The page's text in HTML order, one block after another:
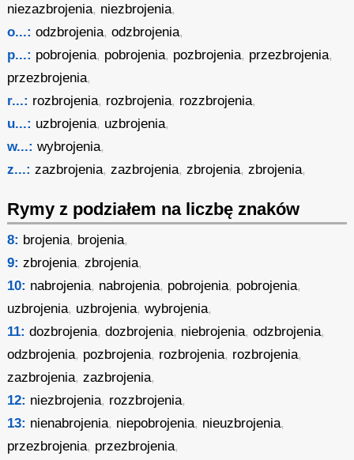
niezazbrojenia, niezbrojenia,
o...: odzbrojenia,odzbrojenia,
p...: pobrojenia, pobrojenia, pozbrojenia, przezbrojenia,
przezbrojenia,
r...: rozbrojenia, rozbrojenia, rozzbrojenia,
u...: uzbrojenia, uzbrojenia,
w...: wybrojenia,
z...: zazbrojenia,zazbrojenia,zbrojenia,zbrojenia,
Rymy z podziałem na liczbę znaków
8: brojenia, brojenia,
9: zbrojenia,zbrojenia,
10: nabrojenia, nabrojenia, pobrojenia, pobrojenia,
uzbrojenia, uzbrojenia,wybrojenia,
11: dozbrojenia,dozbrojenia, niebrojenia,odzbrojenia,
odzbrojenia, pozbrojenia, rozbrojenia, rozbrojenia,
zazbrojenia,zazbrojenia,
12: niezbrojenia, rozzbrojenia,
13: nienabrojenia, niepobrojenia, nieuzbrojenia,
przezbrojenia, przezbrojenia,